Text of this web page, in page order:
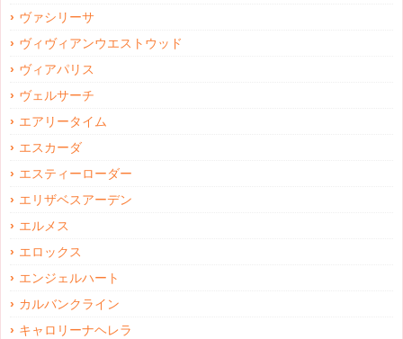
ヴァシリーサ
ヴィヴィアンウエストウッド
ヴィアパリス
ヴェルサーチ
エアリータイム
エスカーダ
エスティーローダー
エリザベスアーデン
エルメス
エロックス
エンジェルハート
カルバンクライン
キャロリーナヘレラ